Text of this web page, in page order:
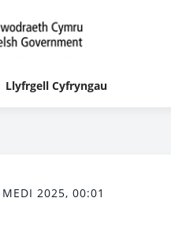
Llyfrgell Cyfryngau
2025, 00:01